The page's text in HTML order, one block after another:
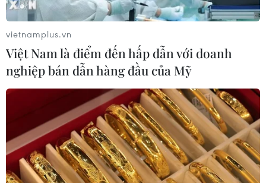
vietnamplus.vn
Việt Nam là điểm đến hấp dẫn với doanh
nghiệp bán dẫn hàng đầu của Mỹ